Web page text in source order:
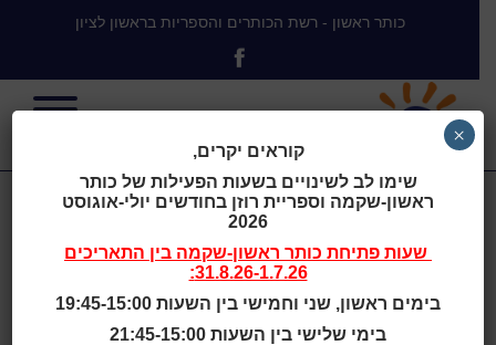
כותר ראשון - רשת הכותרים והספריות בראשון לציון
אירועים
ופעילויות
קוראים יקרים,
שימו לב לשינויים בשעות הפעילות של כותר
ראשון-שקמה וספריית רוזן בחודשים יולי-אוגוסט
2026
שעות פתיחת כותר ראשון-שקמה בין התאריכים
31.8.26-1.7.26:
בימים ראשון, שני וחמישי בין השעות 19:45-15:00
בימי שלישי בין השעות 21:45-15:00
×